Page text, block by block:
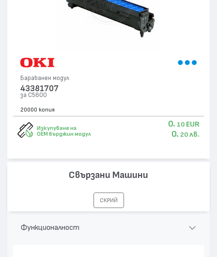
Барабанен модул
43381707
за C5600
20000 копия
Изкупуване на
OEM върджин модул
0. 10 EUR
0. 20 лв.
Свързани Машини
СКРИЙ
Функционалност